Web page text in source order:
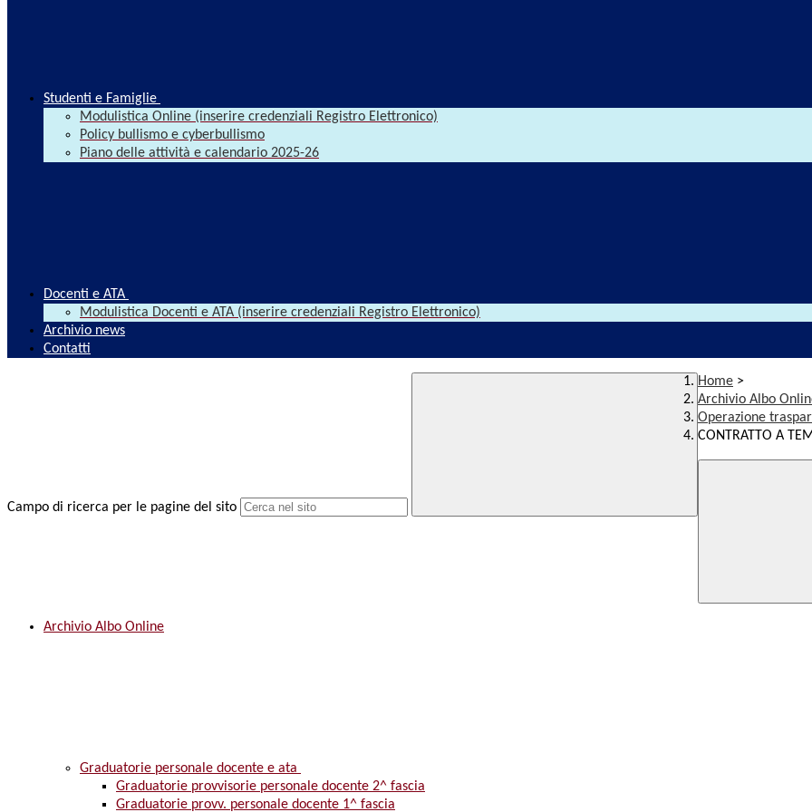
Studenti e Famiglie
Modulistica Online (inserire credenziali Registro Elettronico)
Policy bullismo e cyberbullismo
Piano delle attività e calendario 2025-26
Docenti e ATA
Modulistica Docenti e ATA (inserire credenziali Registro Elettronico)
Archivio news
Contatti
Campo di ricerca per le pagine del sito
Home >
Archivio Albo
Operazione
CONTRATTO A
Archivio Albo Online
Graduatorie personale docente e ata
Graduatorie provvisorie personale docente 2^ fascia
Graduatorie provv. personale docente 1^ fascia